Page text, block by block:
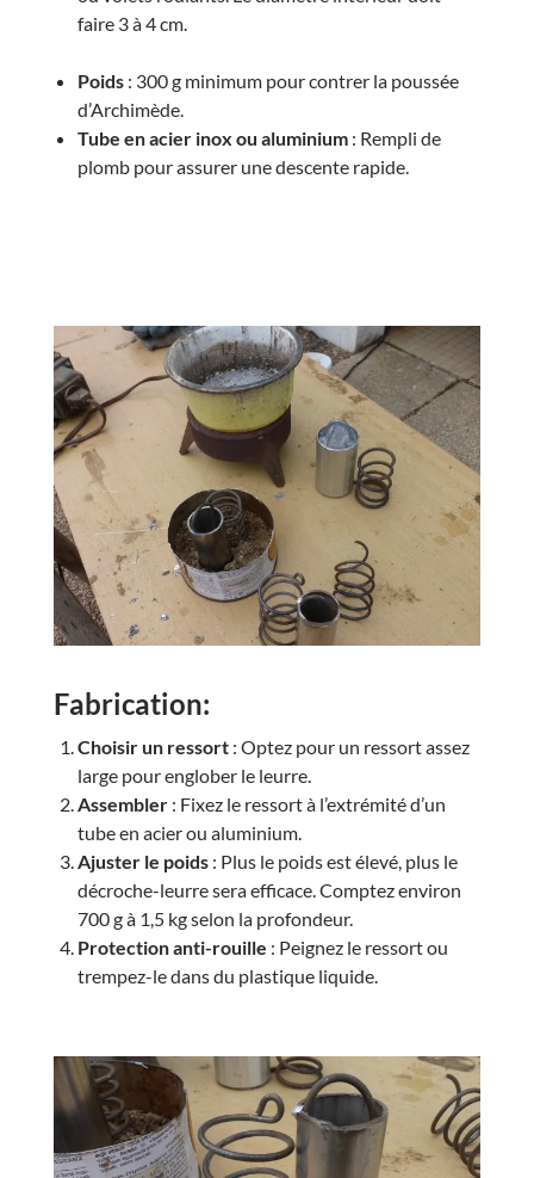
faire 3 à 4 cm.
Poids: 300 g minimum pour contrer la poussée
d’Archimède.
Tube en acier inox ou aluminium: Rempli de
plomb pour assurer une descente rapide.
Fabrication:
Choisir un ressort: Optez pour un ressort assez
large pour englober le leurre.
Assembler: Fixez le ressort à l’extrémité d’un
tube en acier ou aluminium.
Ajuster le poids: Plus le poids est élevé, plus le
décroche-leurre sera efficace. Comptez environ
700 g à 1,5 kg selon la profondeur.
Protection anti-rouille : Peignez le ressort ou
trempez-le dans du plastique liquide.